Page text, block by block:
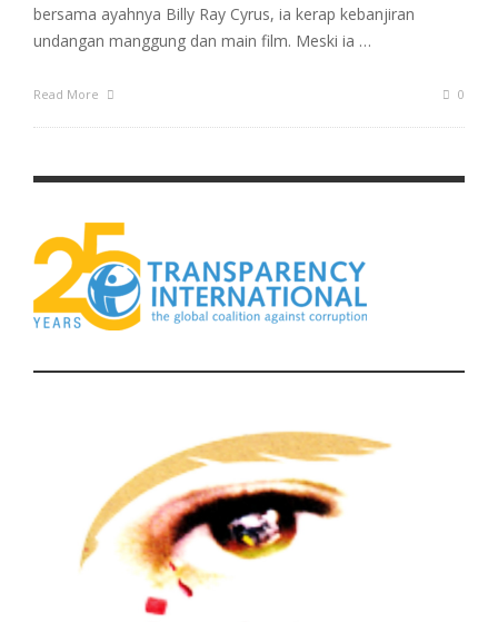
bersama ayahnya Billy Ray Cyrus, ia kerap kebanjiran
undangan manggung dan main film. Meski ia …
Read More 0